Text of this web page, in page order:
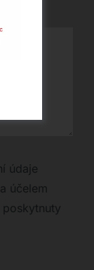
údaje
účelem